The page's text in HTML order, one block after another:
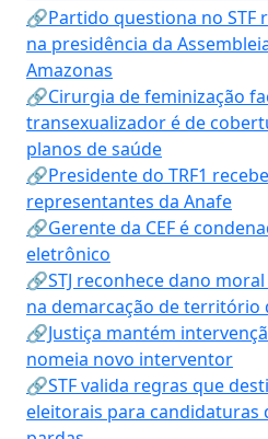
🔗Partido questiona no STF
na presidência da
Amazonas
🔗Cirurgia de feminização
transexualizador é de
planos de saúde
🔗Presidente do TRF1
representantes da Anafe
🔗Gerente da CEF é
eletrônico
🔗STJ reconhece dano
na demarcação de território
🔗Justiça mantém
nomeia novo interventor
🔗STF valida regras que
eleitorais para candidaturas